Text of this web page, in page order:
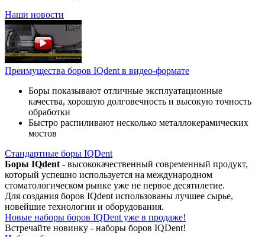
Наши новости
Преимущества боров IQdent в видео-формате
Боры показывают отличные эксплуатационные
качества, хорошую долговечность и высокую точность
обработки
Быстро распиливают несколько металлокерамических
мостов
Стандартные боры IQDent
Боры IQdent - высококачественный современный продукт,
который успешно используется на международном
стоматологическом рынке уже не первое десятилетие.
Для создания боров IQdent использованы лучшее сырье,
новейшие технологии и оборудования.
Новые наборы боров IQDent уже в продаже!
Встречайте новинку - наборы боров IQDent!